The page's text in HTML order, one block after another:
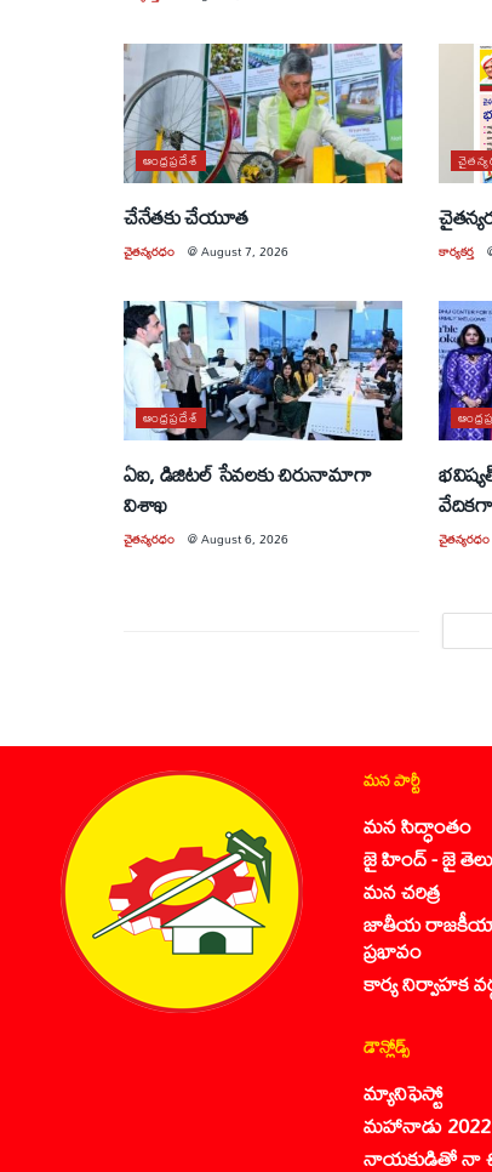
ఆంధ్రప్రదేశ్
చేనేతకు చేయూత
చైతన్యరధం @August 7, 2026 కార్యకర్త
ఆంధ్రప్రదేశ్
ఏఐ, డిజిటల్ సేవలకు చిరునామాగా
విశాఖ
చైతన్యరధం @August 6, 2026 చైతన్యరధం
మన పార్టీ
మన సిద్ధాంతం
జై హింద్ - జై
మన చరిత్ర
జాతీయ
ప్రభావం
కార్య నిర్వాహక
డౌన్లోడ్స్
మ్యానిఫెస్టో
మహానాడు
నాయకుడితో నా